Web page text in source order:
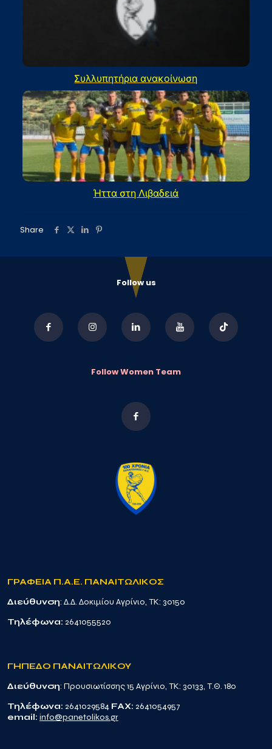
Συλλυπητήρια ανακοίνωση
Ήττα στη Λιβαδειά
Share
Follow us
Follow Women Team
ΓΡΑΦΕΙΑ Π.Α.Ε. ΠΑΝΑΙΤΩΛΙΚΟΣ
Διεύθυνση: Δ.Δ. Δοκιμίου Αγρίνιο, TK: 30150
Τηλέφωνα: 2641055520
ΓΗΠΕΔΟ ΠΑΝΑΙΤΩΛΙΚΟΥ
Διεύθυνση: Προυσιωτίσσης 15 Αγρίνιο, TK: 30133, Τ.Θ. 180
Τηλέφωνα: 2641029584 FAX: 2641054957
email: info@panetolikos.gr